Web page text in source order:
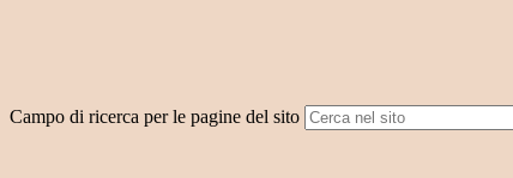
Campo di ricerca per le pagine del sito